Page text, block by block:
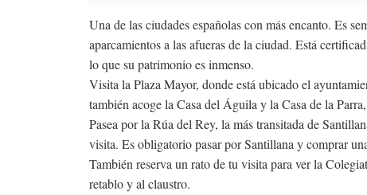
Una de las ciudades españolas con más encanto. Es
aparcamientos a las afueras de la ciudad. Está
lo que su patrimonio es inmenso.
Visita la Plaza Mayor, donde está ubicado el
también acoge la Casa del Águila y la Casa de la
Pasea por la Rúa del Rey, la más transitada de
visita. Es obligatorio pasar por Santillana y comprar
También reserva un rato de tu visita para ver la
retablo y al claustro.